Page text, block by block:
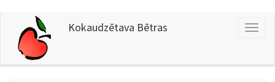
основному
содержанию
Kokaudzētava Bētras